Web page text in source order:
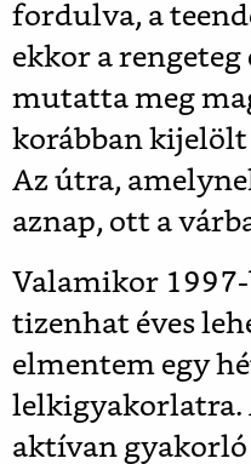
fordulva, a
ekkor a rengeteg
mutatta meg
korábban kijelölt
Az útra,
aznap, ott a
Valamikor
tizenhat éves
elmentem egy
lelkigyakorlatra.
aktívan gyakorló